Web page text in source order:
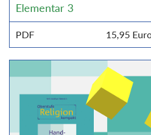
Elementar 3
PDF 15,95